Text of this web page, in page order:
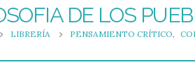
DE LOS
LIBRERÍA PENSAMIENTO CRÍTICO,